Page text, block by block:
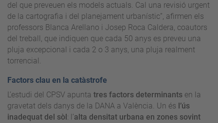
del que preveuen els models actuals. Cal una revisió urgent
de la cartografia i del planejament urbanístic”, afirmen els
professors Blanca Arellano i Josep Roca Caldera, coautors
del treball, que indiquen que cada 50 anys es preveu una
pluja excepcional i cada 2 o 3 anys, una pluja realment
torrencial.
Factors clau en la catàstrofe
L’estudi del CPSV apunta tres factors determinants en la
gravetat dels danys de la DANA a València. Un és l’ús
inadequat del sòl : l’alta densitat urbana en zones sovint